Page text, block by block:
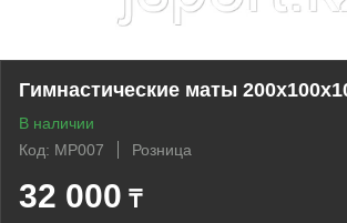
Гимнастические маты
В наличии
Код: MP007
Розница
32 000 ₸